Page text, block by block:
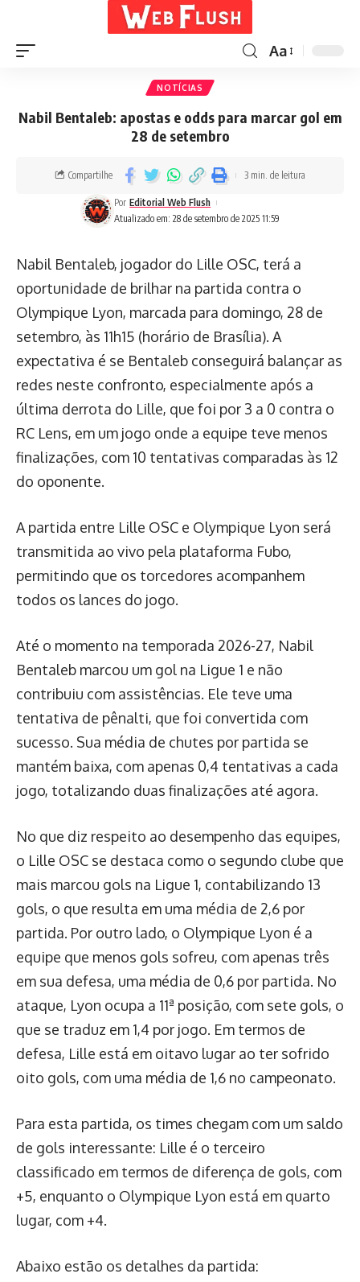
Aa
NOTÍCIAS
Nabil Bentaleb: apostas e odds para marcar gol em
28 de setembro
Atualizado em: 28 de setembro de 2025 11:59
Por Editorial Web Flush
Compartilhe 3 min. de leitura
Nabil Bentaleb, jogador do Lille OSC, terá a
oportunidade de brilhar na partida contra o
Olympique Lyon, marcada para domingo, 28 de
setembro, às 11h15 (horário de Brasília). A
expectativa é se Bentaleb conseguirá balançar as
redes neste confronto, especialmente após a
última derrota do Lille, que foi por 3 a 0 contra o
RC Lens, em um jogo onde a equipe teve menos
finalizações, com 10 tentativas comparadas às 12
do oponente.
A partida entre Lille OSC e Olympique Lyon será
transmitida ao vivo pela plataforma Fubo,
permitindo que os torcedores acompanhem
todos os lances do jogo.
Até o momento na temporada 2026-27, Nabil
Bentaleb marcou um gol na Ligue 1 e não
contribuiu com assistências. Ele teve uma
tentativa de pênalti, que foi convertida com
sucesso. Sua média de chutes por partida se
mantém baixa, com apenas 0,4 tentativas a cada
jogo, totalizando duas finalizações até agora.
No que diz respeito ao desempenho das equipes,
o Lille OSC se destaca como o segundo clube que
mais marcou gols na Ligue 1, contabilizando 13
gols, o que resulta em uma média de 2,6 por
partida. Por outro lado, o Olympique Lyon é a
equipe que menos gols sofreu, com apenas três
em sua defesa, uma média de 0,6 por partida. No
ataque, Lyon ocupa a 11ª posição, com sete gols, o
que se traduz em 1,4 por jogo. Em termos de
defesa, Lille está em oitavo lugar ao ter sofrido
oito gols, com uma média de 1,6 no campeonato.
Para esta partida, os times chegam com um saldo
de gols interessante: Lille é o terceiro
classificado em termos de diferença de gols, com
+5, enquanto o Olympique Lyon está em quarto
lugar, com +4.
Abaixo estão os detalhes da partida: